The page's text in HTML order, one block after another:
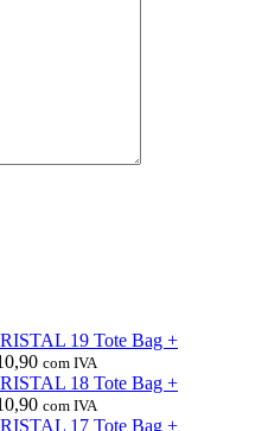
Tote Bag +
com IVA
Tote Bag +
com IVA
Tote Bag +